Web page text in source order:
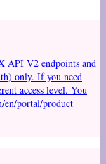
API V2 endpoints and
only. If you need
access level. You
en/portal/product